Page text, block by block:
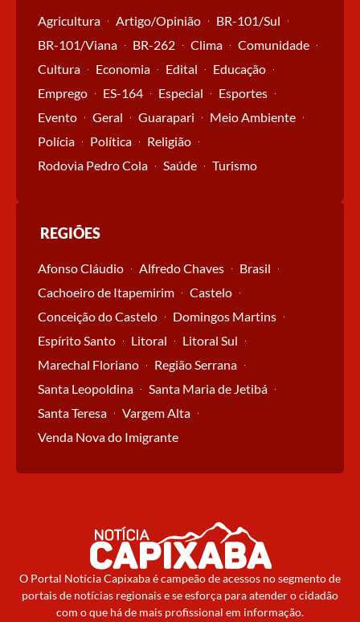
Agricultura Artigo/Opinião
BR-101/Sul
BR-101/Viana
BR-262 Clima
Comunidade
Cultura
Economia Edital
Educação
Emprego
ES-164 Especial
Esportes
Evento
Geral Guarapari
Meio Ambiente
Polícia
Política
Religião
Rodovia Pedro Cola
Saúde Turismo
REGIÕES
Afonso Cláudio Alfredo Chaves
Brasil
Cachoeiro de Itapemirim
Castelo
Conceição do Castelo
Domingos Martins
Espírito Santo
Litoral
Litoral Sul
Marechal Floriano
Região Serrana
Santa Leopoldina
Santa Maria de Jetibá
Santa Teresa
Vargem Alta
Venda Nova do Imigrante
O Portal Notícia Capixaba é campeão de acessos no segmento de
portais de notícias regionais e se esforça para atender o cidadão
com o que há de mais profissional em informação.